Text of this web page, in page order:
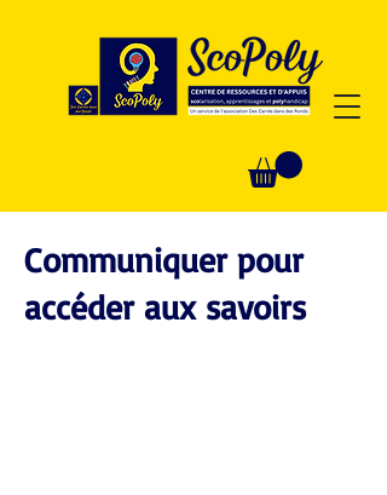
Communiquer pour
accéder aux savoirs